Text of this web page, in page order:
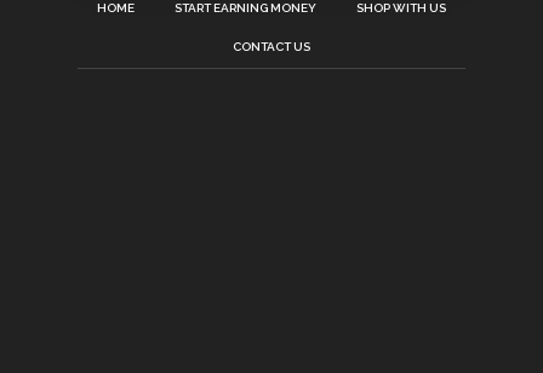
HOME START EARNING MONEY SHOP WITH US
CONTACT US